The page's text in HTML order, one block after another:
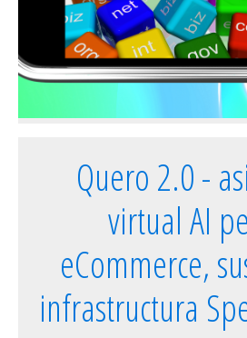
Quero 2.0 -
virtual AI
eCommerce,
infrastructura